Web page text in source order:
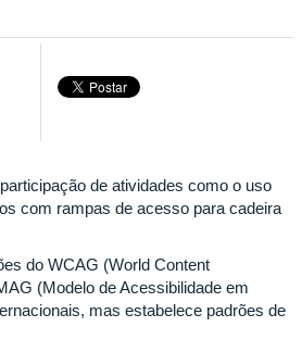
de atividades como o uso
com rampas de acesso para cadeira
do WCAG (World Content
(Modelo de Acessibilidade em
mas estabelece padrões de